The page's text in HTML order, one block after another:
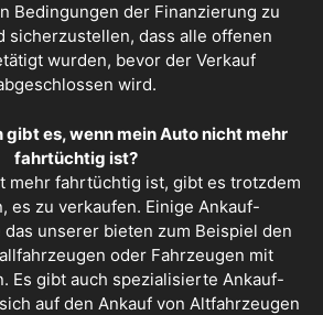
Bedingungen der Finanzierung zu
sicherzustellen, dass alle offenen
wurden, bevor der Verkauf
wird.
gibt es, wenn mein Auto nicht mehr
fahrtüchtig ist?
mehr fahrtüchtig ist, gibt es trotzdem
es zu verkaufen. Einige Ankauf-
unserer bieten zum Beispiel den
oder Fahrzeugen mit
Es gibt auch spezialisierte Ankauf-
auf den Ankauf von Altfahrzeugen